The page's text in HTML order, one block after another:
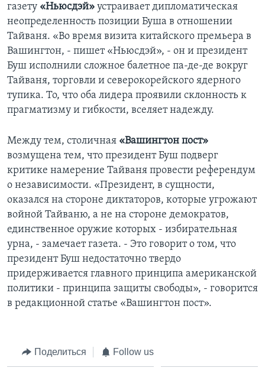
газету «Ньюсдэй» устраивает дипломатическая
неопределенность позиции Буша в отношении
Тайваня. «Bo время визита китайского премьера в
Вашингтон, - пишет «Ньюсдэй», - он и президент
Буш исполнили сложное балетное па-де-де вокруг
Тайваня, торговли и северокорейского ядерного
тупика. To, что оба лидера проявили склонность к
прагматизму и гибкости, вселяет надежду.
Между тем, столичная «Вашингтон пост»
возмущена тем, что президент Буш подверг
критике намерение Тайваня провести референдум
о независимости. «Президент, в сущности,
оказался на стороне диктаторов, которые угрожают
войной Тайваню, а не на стороне демократов,
единственное оружие которых - избирательная
урна, - замечает газета. - Это говорит о том, что
президент Буш недостаточно твердо
придерживается главного принципа американской
политики - принципа защиты свободы», - говорится
в редакционной статье «Вашингтон пост».
Поделиться Follow us